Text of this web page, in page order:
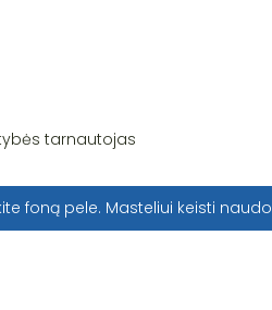
tarnautojas
foną pele. Masteliui keisti